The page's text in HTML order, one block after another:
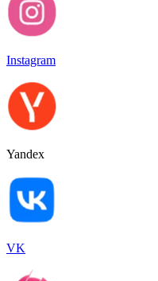
Instagram
Yandex
VK